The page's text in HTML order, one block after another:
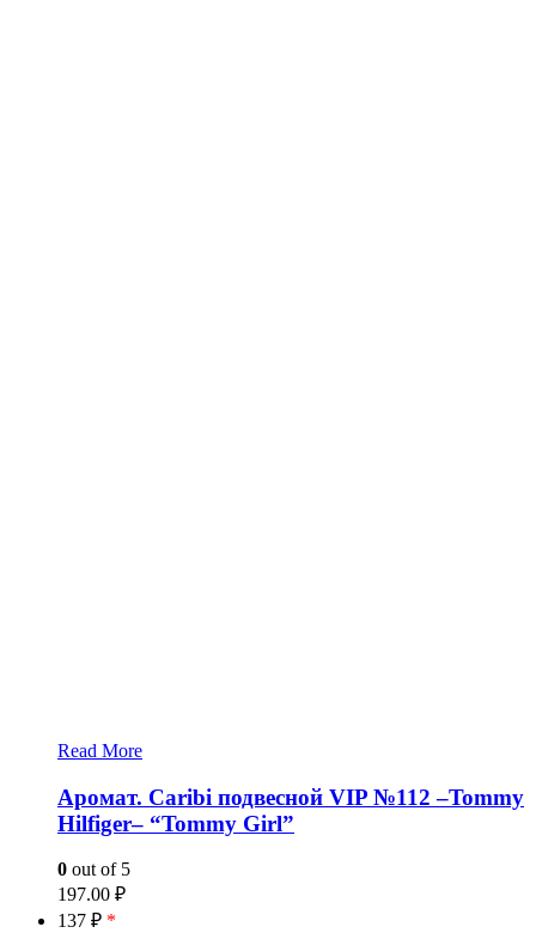
Read More
Аромат. Caribi подвесной VIP №112 –Tommy
Hilfiger– “Tommy Girl”
0 out of 5
197.00 ₽
137 ₽ *